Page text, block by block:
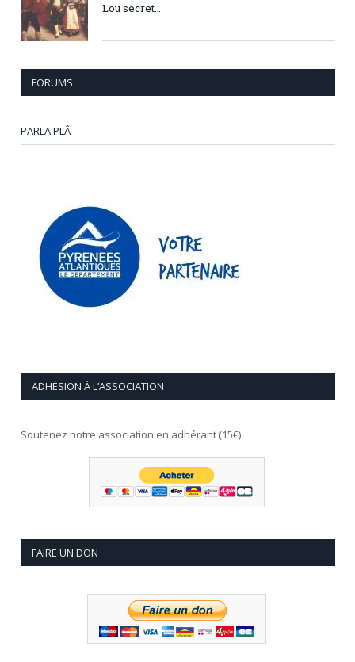
Lou secret…
FORUMS
PARLA PLÂ
ADHÉSION À L’ASSOCIATION
Soutenez notre association en adhérant (15€).
FAIRE UN DON